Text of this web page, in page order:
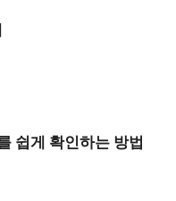
쉽게 확인하는 방법